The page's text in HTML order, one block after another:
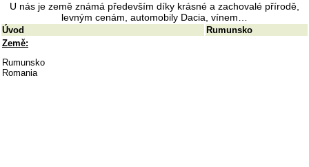
U nás je země známá především díky krásné a zachovalé přírodě,
levným cenám, automobily Dacia, vínem…
Úvod
Rumunsko
Země:
Rumunsko
Romania